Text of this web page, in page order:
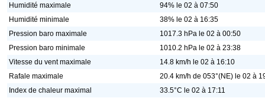
Humidité maximale
94% le 02 à 07:50
Humidité minimale
38% le 02 à 16:35
Pression baro maximale
1017.3 hPa le 02 à 00:50
Pression baro minimale
1010.2 hPa le 02 à 23:38
Vitesse du vent maximale
14.8 km/h le 02 à 16:10
Rafale maximale
20.4 km/h de 053°(NE) le 02 à
Index de chaleur maximal
33.5°C le 02 à 17:11